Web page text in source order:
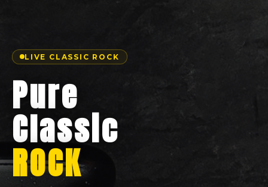
LIVE CLASSIC ROCK
Pure
Classic
ROCK